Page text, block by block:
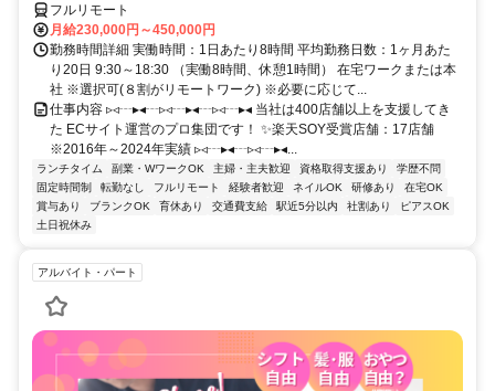
フルリモート
月給230,000円～450,000円
勤務時間詳細 実働時間：1日あたり8時間 平均勤務日数：1ヶ月あた
り20日 9:30～18:30 （実働8時間、休憩1時間） 在宅ワークまたは本
社 ※選択可(８割がリモートワーク) ※必要に応じて...
仕事内容 ▹◃┄▸◂┄▹◃┄▸◂┄▹◃┄▸◂ 当社は400店舗以上を支援してき
た ECサイト運営のプロ集団です！ ✨楽天SOY受賞店舗：17店舗
※2016年～2024年実績 ▹◃┄▸◂┄▹◃┄▸◂...
ランチタイム 副業・WワークOK 主婦・主夫歓迎 資格取得支援あり
学歴不問
固定時間制
転勤なし フルリモート 経験者歓迎 ネイルOK 研修あり
在宅OK
賞与あり
ブランクOK 育休あり 交通費支給 駅近5分以内 社割あり
ピアスOK
土日祝休み
アルバイト・パート